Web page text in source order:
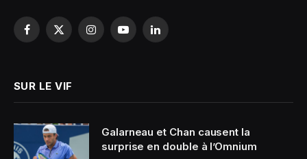
Facebook
X
InstagramYouTubeLinkedIn
SUR LE VIF
Galarneau et Chan causent la
surprise en double à l’Omnium